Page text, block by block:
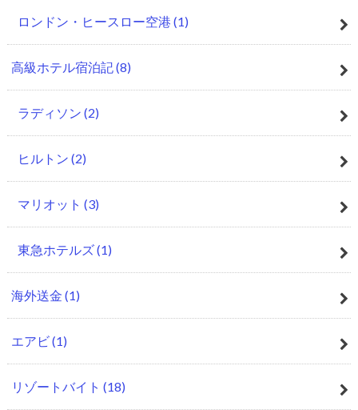
ロンドン・ヒースロー空港 (1)
高級ホテル宿泊記(8)
ラディソン (2)
ヒルトン (2)
マリオット (3)
東急ホテルズ(1)
海外送金 (1)
エアビ(1)
リゾートバイト (18)